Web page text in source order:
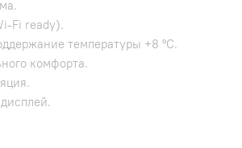
Fi ready).
температуры +8 °С.
комфорта.